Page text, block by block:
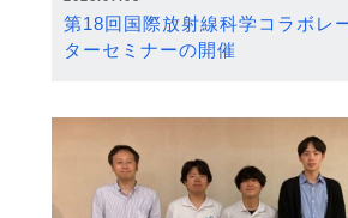
第18回国際放射線科学コラボレ
ターセミナーの開催